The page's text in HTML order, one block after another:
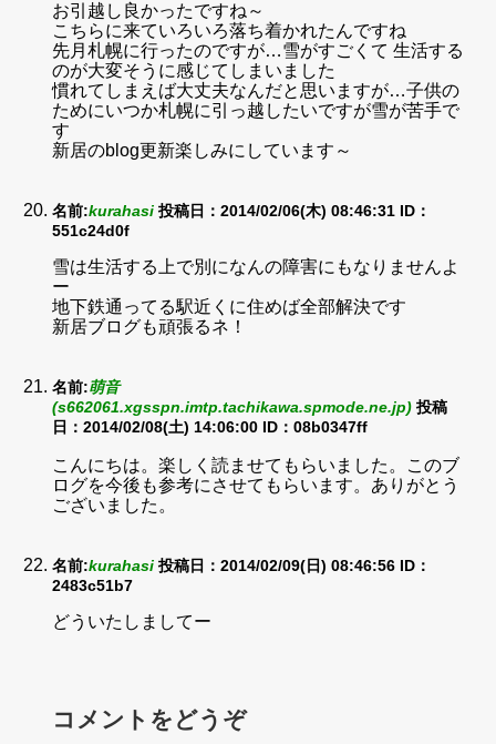
お引越し良かったですね～
こちらに来ていろいろ落ち着かれたんですね
先月札幌に行ったのですが…雪がすごくて 生活する
のが大変そうに感じてしまいました
慣れてしまえば大丈夫なんだと思いますが…子供の
ためにいつか札幌に引っ越したいですが雪が苦手で
す
新居のblog更新楽しみにしています～
名前:kurahasi 投稿日：2014/02/06(木) 08:46:31 ID：
551c24d0f
雪は生活する上で別になんの障害にもなりませんよ
ー
地下鉄通ってる駅近くに住めば全部解決です
新居ブログも頑張るネ！
名前:萌音
(s662061.xgsspn.imtp.tachikawa.spmode.ne.jp) 投稿
日：2014/02/08(土) 14:06:00 ID：08b0347ff
こんにちは。楽しく読ませてもらいました。このブ
ログを今後も参考にさせてもらいます。ありがとう
ございました。
名前:kurahasi 投稿日：2014/02/09(日) 08:46:56 ID：
2483c51b7
どういたしましてー
コメントをどうぞ